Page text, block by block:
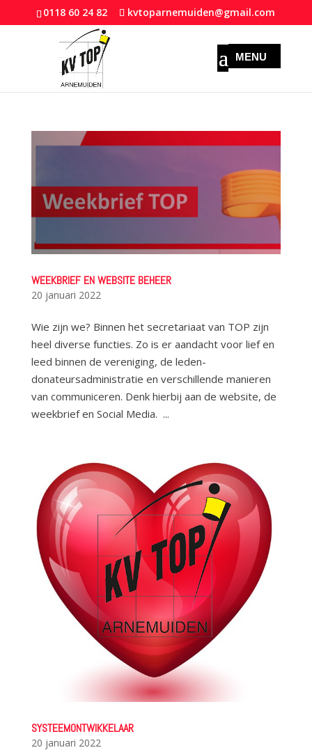
0118 60 24 82 kvtoparnemuiden@gmail.com
WEEKBRIEF EN WEBSITE BEHEER
20 januari 2022
Wie zijn we? Binnen het secretariaat van TOP zijn
heel diverse functies. Zo is er aandacht voor lief en
leed binnen de vereniging, de leden-
donateursadministratie en verschillende manieren
van communiceren. Denk hierbij aan de website, de
weekbrief en Social Media. ...
SYSTEEMONTWIKKELAAR
20 januari 2022